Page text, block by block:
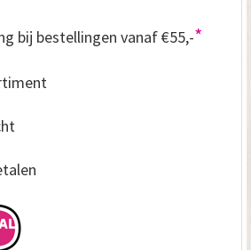
bij bestellingen vanaf €55,-*